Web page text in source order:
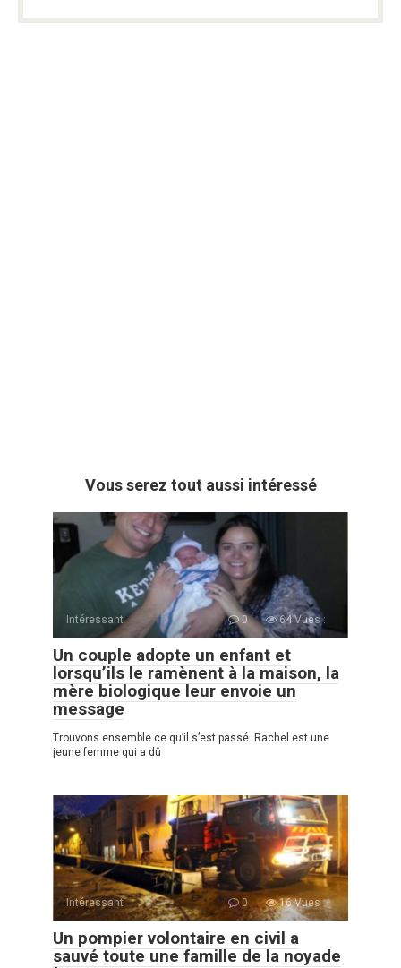
Vous serez tout aussi intéressé
Intéressant 0 64 Vues :
Un couple adopte un enfant et
lorsqu’ils le ramènent à la maison, la
mère biologique leur envoie un
message
Trouvons ensemble ce qu’il s’est passé. Rachel est une
jeune femme qui a dû
Intéressant 0 16 Vues :
Un pompier volontaire en civil a
sauvé toute une famille de la noyade